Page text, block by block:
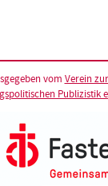
vom Verein
Publizistik